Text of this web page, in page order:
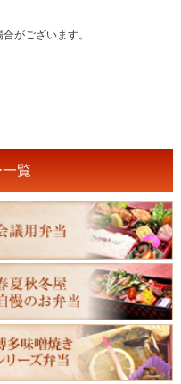
覧
がございます。